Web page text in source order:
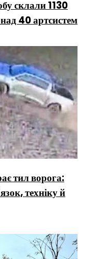
склали 1130
40 артсистем
тил ворога:
техніку й